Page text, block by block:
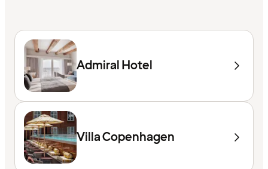
Admiral Hotel
Villa Copenhagen